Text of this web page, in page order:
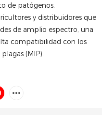
de patógenos.
y distribuidores que
de amplio espectro, una
compatibilidad con los
(MIP).